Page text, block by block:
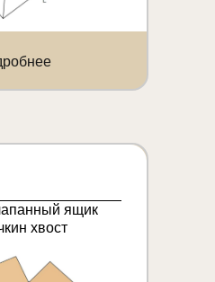
ящик
хвост